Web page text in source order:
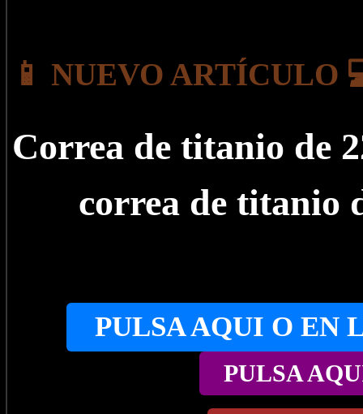
📱 NUEVO ARTÍCULO
Correa de titanio de
correa de titanio
PULSA AQUI O EN
PULSA